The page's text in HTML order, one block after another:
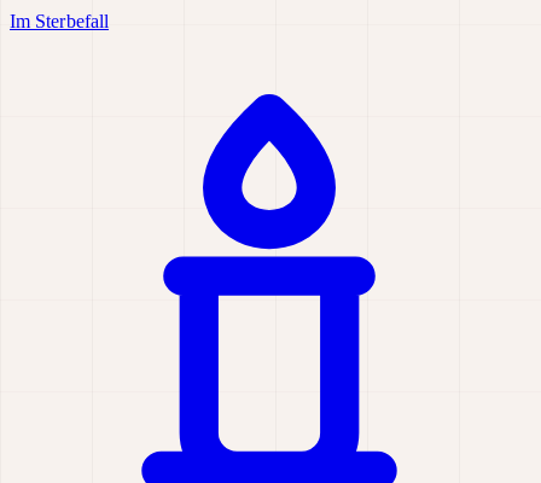
Im Sterbefall